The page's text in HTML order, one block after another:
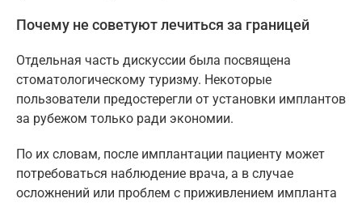
Почему не советуют лечиться за границей
Отдельная часть дискуссии была посвящена
стоматологическому туризму. Некоторые
пользователи предостерегли от установки имплантов
за рубежом только ради экономии.
По их словам, после имплантации пациенту может
потребоваться наблюдение врача, а в случае
осложнений или проблем с приживлением импланта